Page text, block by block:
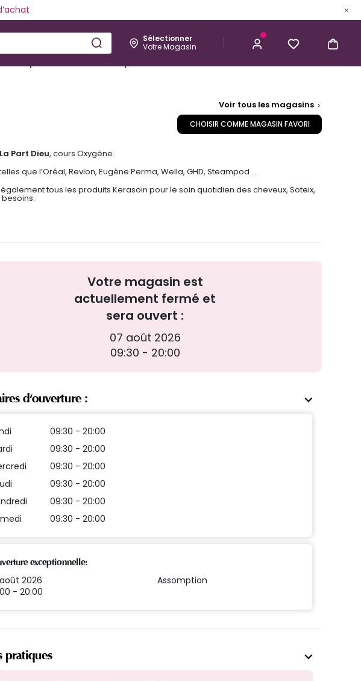
Sélectionner
Votre Magasin
Esthétique Homme
Kérastase
Voir tous les magasins
CHOISIR COMME MAGASIN FAVORI
Part Dieu, cours Oxygène.
que l’Oréal, Revlon, Eugène Perma, Wella, GHD, Steampod …
tous les produits Kerasoin pour le soin quotidien des cheveux, Soteix,
Votre magasin est
actuellement fermé et
sera ouvert :
07 août 2026
09:30 - 20:00
d'ouverture :
09:30 - 20:00
09:30 - 20:00
09:30 - 20:00
09:30 - 20:00
09:30 - 20:00
09:30 - 20:00
exceptionnelle:
2026
- 20:00
Assomption
pratiques